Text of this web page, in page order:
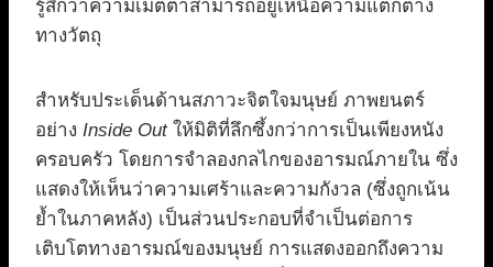
รู้สึกว่าความเมตตาสามารถอยู่เหนือความแตกต่าง
ทางวัตถุ
สำหรับประเด็นด้านสภาวะจิตใจมนุษย์ ภาพยนตร์
อย่าง Inside Outให้มิติที่ลึกซึ้งกว่าการเป็นเพียงหนัง
ครอบครัว โดยการจำลองกลไกของอารมณ์ภายใน ซึ่ง
แสดงให้เห็นว่าความเศร้าและความกังวล (ซึ่งถูกเน้น
ย้ำในภาคหลัง) เป็นส่วนประกอบที่จำเป็นต่อการ
เติบโตทางอารมณ์ของมนุษย์ การแสดงออกถึงความ